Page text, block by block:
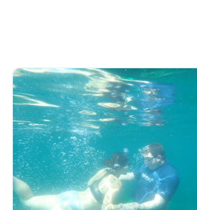
去處。您可以選擇任意數量的降落地點進行午